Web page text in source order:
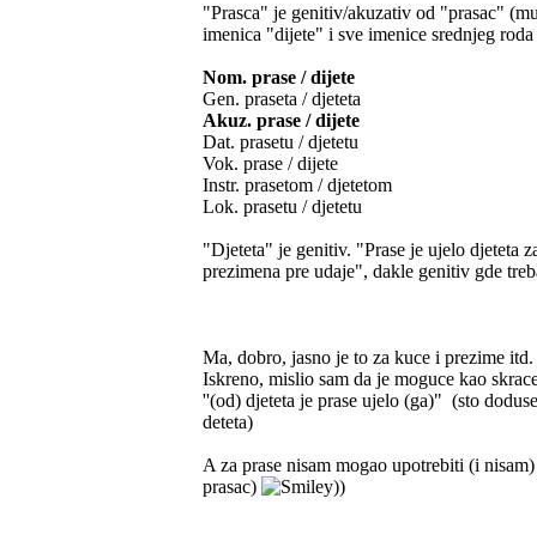
"Prasca" je genitiv/akuzativ od "prasac"
imenica "dijete" i sve imenice srednjeg
Nom. prase / dijete
Gen. praseta / djeteta
Akuz. prase / dijete
Dat. prasetu / djetetu
Vok. prase / dijete
Instr. prasetom / djetetom
Lok. prasetu / djetetu
"Djeteta" je genitiv. "Prase je ujelo djeteta
prezimena pre udaje", dakle genitiv gde
Ma, dobro, jasno je to za kuce i prezime
Iskreno, mislio sam da je moguce kao
''(od) djeteta je prase ujelo (ga)" (sto
deteta)
A za prase nisam mogao upotrebiti (i
prasac)
))